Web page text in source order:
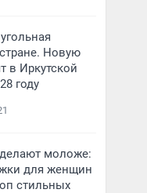
Новую
в Иркутской
году
моложе:
для женщин
стильных